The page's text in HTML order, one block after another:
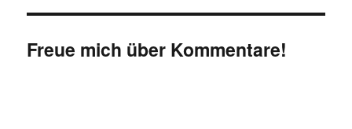
Freue mich über Kommentare!